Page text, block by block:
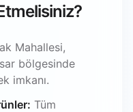
Mahallesi,
bölgesinde
imkanı.
Tüm